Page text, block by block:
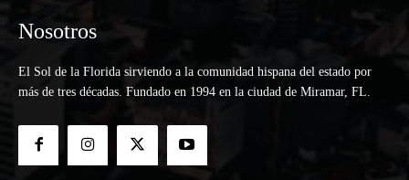
Nosotros
El Sol de la Florida sirviendo a la comunidad hispana del estado por
más de tres décadas. Fundado en 1994 en la ciudad de Miramar, FL.